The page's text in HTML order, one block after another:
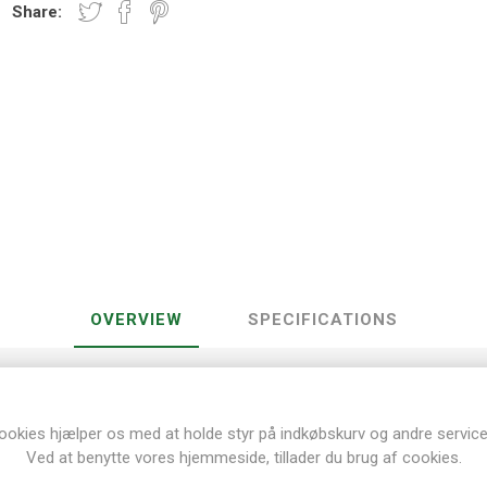
Share:
OVERVIEW SPECIFICATIONS
Holder til sakse, blyanter og meget mere
hjælper os med at holde styr på indkøbskurv og andre
Ved at benytte vores hjemmeside, tillader du brug af cookies.